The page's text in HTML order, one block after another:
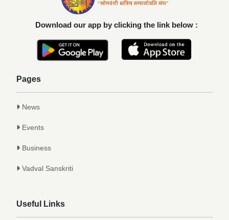
Achievements
कु. आलाप किशोर सावे, आपल्या अथक परिश्रम व
गुणवत्तेवर यशस्वीर...
Achievements
Download our app by clicking the link below :
Pages
News
Events
Business
Vadval Sanskriti
Useful Links